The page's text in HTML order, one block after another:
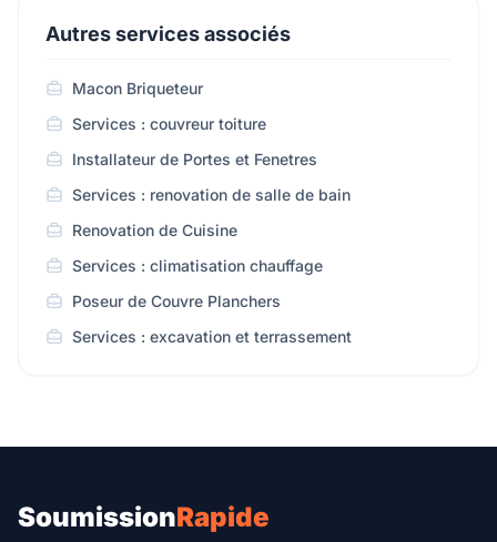
Autres services associés
Macon Briqueteur
Services : couvreur toiture
Installateur de Portes et Fenetres
Services : renovation de salle de bain
Renovation de Cuisine
Services : climatisation chauffage
Poseur de Couvre Planchers
Services : excavation et terrassement
SoumissionRapide